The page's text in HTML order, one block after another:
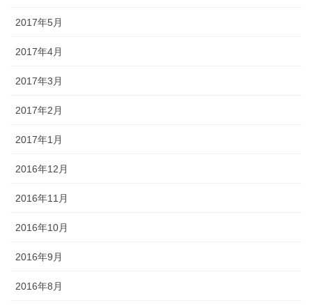
2017年5月
2017年4月
2017年3月
2017年2月
2017年1月
2016年12月
2016年11月
2016年10月
2016年9月
2016年8月